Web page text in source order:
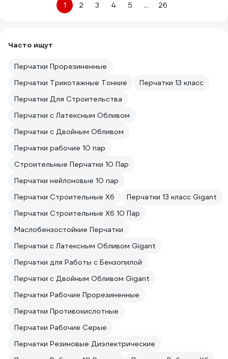
1 2 3 4 5 ... 26
Часто ищут
Перчатки Прорезиненные
Перчатки Трикотажные Тонкие
Перчатки 13 класс
Перчатки Для Строительства
Перчатки с Латексным Обливом
Перчатки с Двойным Обливом
Перчатки рабочие 10 пар
Строительные Перчатки 10 Пар
Перчатки нейлоновые 10 пар
Перчатки Строительные Хб
Перчатки 13 класс Gigant
Перчатки Строительные Хб 10 Пар
Маслобензостойкие Перчатки
Перчатки с Латексным Обливом Gigant
Перчатки для Работы с Бензопилой
Перчатки с Двойным Обливом Gigant
Перчатки Рабочие Прорезиненные
Перчатки Противокислотные
Перчатки Рабочие Серые
Перчатки Резиновые Диэлектрические